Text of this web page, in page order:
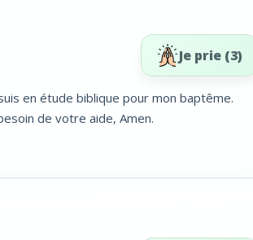
Je prie (3)
en étude biblique pour mon baptême.
de votre aide, Amen.